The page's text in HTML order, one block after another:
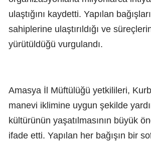
ulaştığını kaydetti. Yapılan
sahiplerine ulaştırıldığı ve
yürütüldüğü vurgulandı.
Amasya İl Müftülüğü yetkilileri,
manevi iklimine uygun şekilde
kültürünün yaşatılmasının büyük
ifade etti. Yapılan her bağışın bir